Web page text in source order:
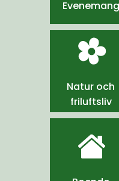
Evenemang
Natur och
friluftsliv